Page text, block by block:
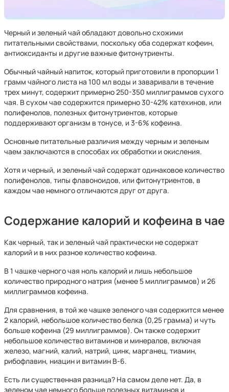
Черный и зеленый чай обладают довольно схожими
питательными свойствами, поскольку оба содержат кофеин,
антиоксиданты и другие важные фитонутриенты.
Обычный чайный напиток, который приготовили в пропорции 1
грамм чайного листа на 100 мл воды и заваривали в течение
трех минут, содержит примерно 250-350 миллиграммов сухого
чая. В сухом чае содержится примерно 30-42% катехинов, или
полифенолов, полезных фитонутриентов, которые
поддерживают организм в тонусе, и 3-6% кофеина.
Основные питательные различия между черным и зеленым
чаем заключаются в способах их обработки и окисления.
Хотя и черный, и зеленый чай содержат одинаковое количество
полифенолов, типы флавоноидов, или фитонутриентов, в
каждом чае немного отличаются друг от друга.
Содержание калорий и кофеина в чае
Как черный, так и зеленый чай практически не содержат
калорий и в них разное количество кофеина.
В 1 чашке черного чая ноль калорий и лишь небольшое
количество природного натрия (менее 5 миллиграммов) и 26
миллиграммов кофеина.
Для сравнения, в той же чашке зеленого чая содержится менее
2 калорий, небольшое количество белка (0,25 грамма) и чуть
больше кофеина (29 миллиграммов). Он также содержит
небольшое количество витаминов и минералов, включая
железо, магний, калий, натрий, цинк, марганец, тиамин,
рибофлавин, ниацин и витамин В-6.
Есть ли существенная разница? На самом деле нет. Да, в
зеленом чае немного больше полезных витаминов и